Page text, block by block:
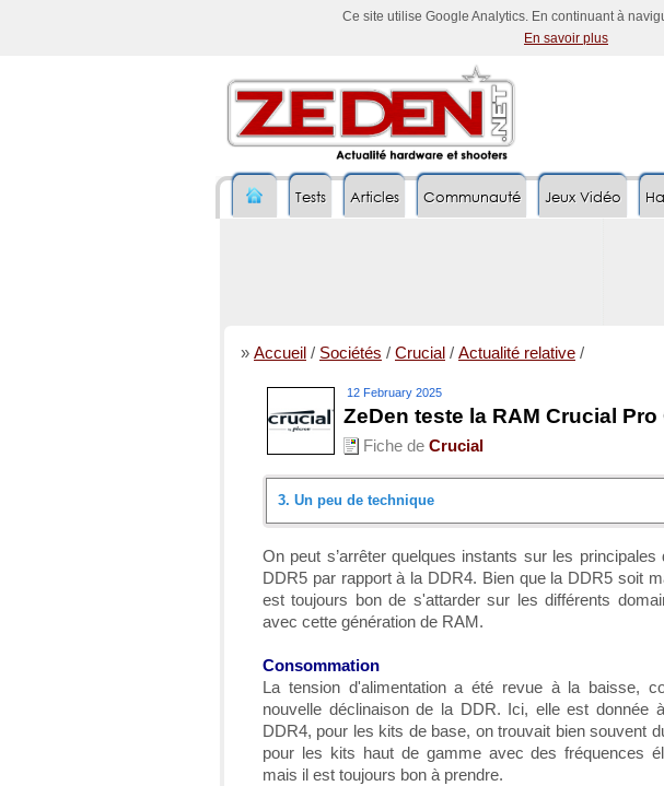
Ce site utilise Google Analytics. En continuant à
En savoir plus
Tests Articles Communauté Jeux Vidéo
» Accueil / Sociétés / Crucial / Actualité relative /
12 February 2025
ZeDen teste la RAM Crucial Pro
Fiche de Crucial
3. Un peu de technique
Déballage
Un peu de technique
Installation
Protocole
Résultats et analyse
On peut s’arrêter quelques instants sur les
DDR5 par rapport à la DDR4. Bien que la DDR5 soit
est toujours bon de s'attarder sur les différents
avec cette génération de RAM.
Consommation
La tension d'alimentation a été revue à la baisse,
nouvelle déclinaison de la DDR. Ici, elle est donnée
DDR4, pour les kits de base, on trouvait bien souvent
pour les kits haut de gamme avec des fréquences
mais il est toujours bon à prendre.